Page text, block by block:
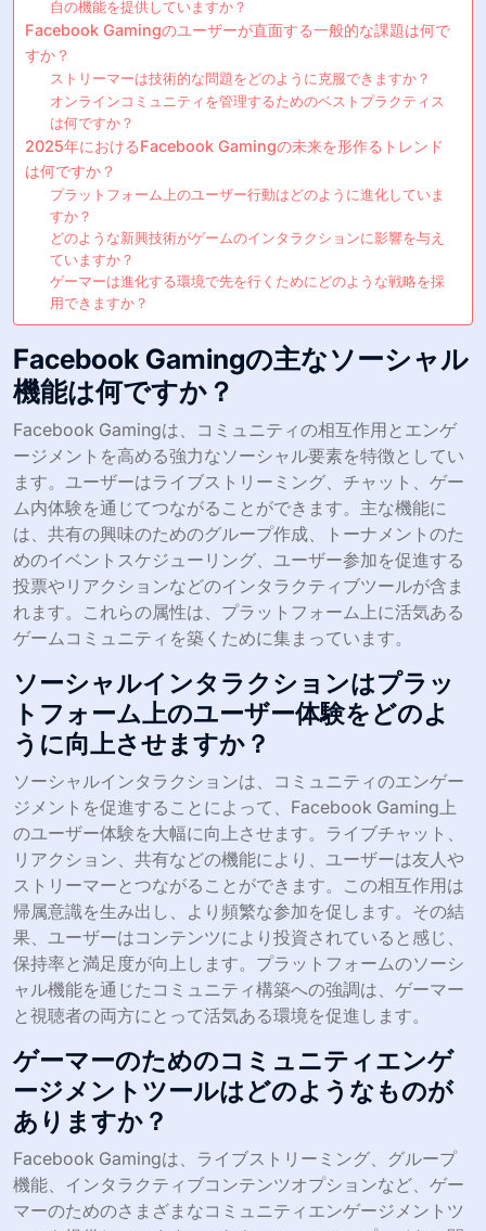
自の機能を提供していますか？
Facebook Gamingのユーザーが直面する一般的な課題は何で
すか？
ストリーマーは技術的な問題をどのように克服できますか？
オンラインコミュニティを管理するためのベストプラクティス
は何ですか？
2025年におけるFacebook Gamingの未来を形作るトレンド
は何ですか？
プラットフォーム上のユーザー行動はどのように進化していま
すか？
どのような新興技術がゲームのインタラクションに影響を与え
ていますか？
ゲーマーは進化する環境で先を行くためにどのような戦略を採
用できますか？
Facebook Gamingの主なソーシャル
機能は何ですか？
Facebook Gamingは、コミュニティの相互作用とエンゲ
ージメントを高める強力なソーシャル要素を特徴としてい
ます。ユーザーはライブストリーミング、チャット、ゲー
ム内体験を通じてつながることができます。主な機能に
は、共有の興味のためのグループ作成、トーナメントのた
めのイベントスケジューリング、ユーザー参加を促進する
投票やリアクションなどのインタラクティブツールが含ま
れます。これらの属性は、プラットフォーム上に活気ある
ゲームコミュニティを築くために集まっています。
ソーシャルインタラクションはプラッ
トフォーム上のユーザー体験をどのよ
うに向上させますか？
ソーシャルインタラクションは、コミュニティのエンゲー
ジメントを促進することによって、Facebook Gaming上
のユーザー体験を大幅に向上させます。ライブチャット、
リアクション、共有などの機能により、ユーザーは友人や
ストリーマーとつながることができます。この相互作用は
帰属意識を生み出し、より頻繁な参加を促します。その結
果、ユーザーはコンテンツにより投資されていると感じ、
保持率と満足度が向上します。プラットフォームのソーシ
ャル機能を通じたコミュニティ構築への強調は、ゲーマー
と視聴者の両方にとって活気ある環境を促進します。
ゲーマーのためのコミュニティエンゲ
ージメントツールはどのようなものが
ありますか？
Facebook Gamingは、ライブストリーミング、グループ
機能、インタラクティブコンテンツオプションなど、ゲー
マーのためのさまざまなコミュニティエンゲージメントツ